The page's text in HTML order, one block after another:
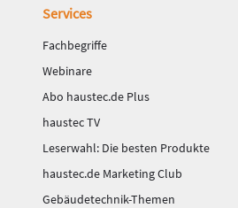
Services
Fachbegriffe
Webinare
Abo haustec.de Plus
haustec TV
Leserwahl: Die besten Produkte
haustec.de Marketing Club
Gebäudetechnik-Themen